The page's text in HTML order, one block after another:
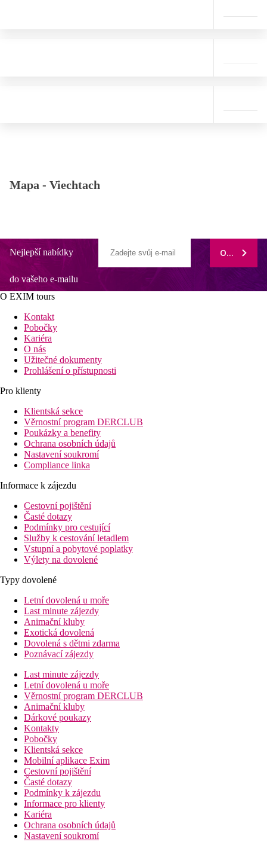
Mapa - Viechtach
Nejlepší nabídky
do vašeho e-mailu
ODEBÍRAT
O EXIM tours
Kontakt
Pobočky
Kariéra
O nás
Užitečné dokumenty
Prohlášení o přístupnosti
Pro klienty
Klientská sekce
Věrnostní program DERCLUB
Poukázky a benefity
Ochrana osobních údajů
Nastavení soukromí
Compliance linka
Informace k zájezdu
Cestovní pojištění
Časté dotazy
Podmínky pro cestující
Služby k cestování letadlem
Vstupní a pobytové poplatky
Výlety na dovolené
Typy dovolené
Letní dovolená u moře
Last minute zájezdy
Animační kluby
Exotická dovolená
Dovolená s dětmi zdarma
Poznávací zájezdy
Last minute zájezdy
Letní dovolená u moře
Věrnostní program DERCLUB
Animační kluby
Dárkové poukazy
Kontakty
Pobočky
Klientská sekce
Mobilní aplikace Exim
Cestovní pojištění
Časté dotazy
Podmínky k zájezdu
Informace pro klienty
Kariéra
Ochrana osobních údajů
Nastavení soukromí